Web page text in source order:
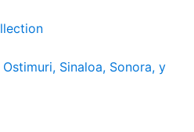
Sinaloa, Sonora, y